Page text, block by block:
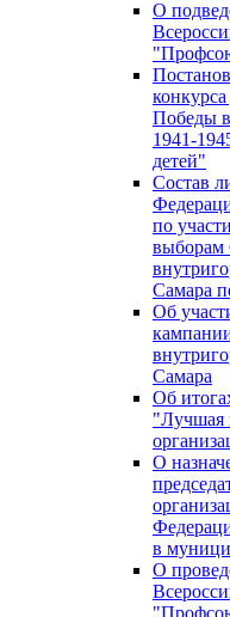
О
Победы
1941-
детей"
Состав
по
выборам
Самара
Об
Самара
Об
"Лучшая
О
в
О